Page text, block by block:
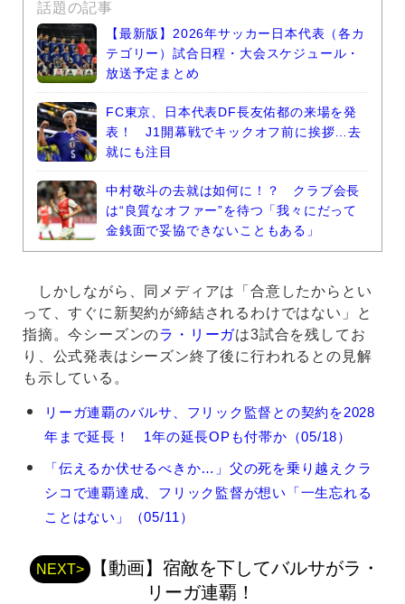
話題の記事
【最新版】2026年サッカー日本代表（各カ
テゴリー）試合日程・大会スケジュール・
放送予定まとめ
FC東京、日本代表DF長友佑都の来場を発
表！ J1開幕戦でキックオフ前に挨拶…去
就にも注目
中村敬斗の去就は如何に！？ クラブ会長
は“良質なオファー”を待つ「我々にだって
金銭面で妥協できないこともある」
しかしながら、同メディアは「合意したからとい
って、すぐに新契約が締結されるわけではない」と
指摘。今シーズンのラ・リーガは3試合を残してお
り、公式発表はシーズン終了後に行われるとの見解
も示している。
ハ
ジ・
フ
関
連
記
リーガ連覇のバルサ、フリック監督との契約を2028
年まで延長！ 1年の延長OPも付帯か（05/18）
「伝えるか伏せるべきか…」父の死を乗り越えクラ
シコで連覇達成、フリック監督が想い「一生忘れる
ことはない」（05/11）
NEXT>
【動画】宿敵を下してバルサがラ・
リーガ連覇！